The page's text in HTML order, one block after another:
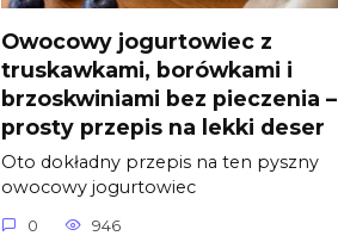
Owocowy jogurtowiec z
truskawkami, borówkami i
brzoskwiniami bez pieczenia –
prosty przepis na lekki deser
Oto dokładny przepis na ten pyszny
owocowy jogurtowiec
0 946